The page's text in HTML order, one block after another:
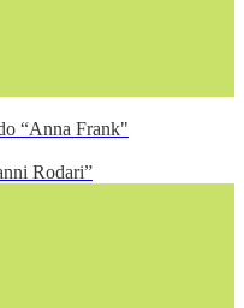
“Anna Frank"
Rodari”